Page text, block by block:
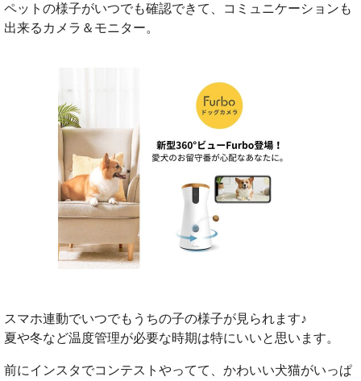
ペットの様子がいつでも確認できて、コミュニケーションも
出来るカメラ＆モニター。
スマホ連動でいつでもうちの子の様子が見られます♪
夏や冬など温度管理が必要な時期は特にいいと思います。
前にインスタでコンテストやってて、かわいい犬猫がいっぱ